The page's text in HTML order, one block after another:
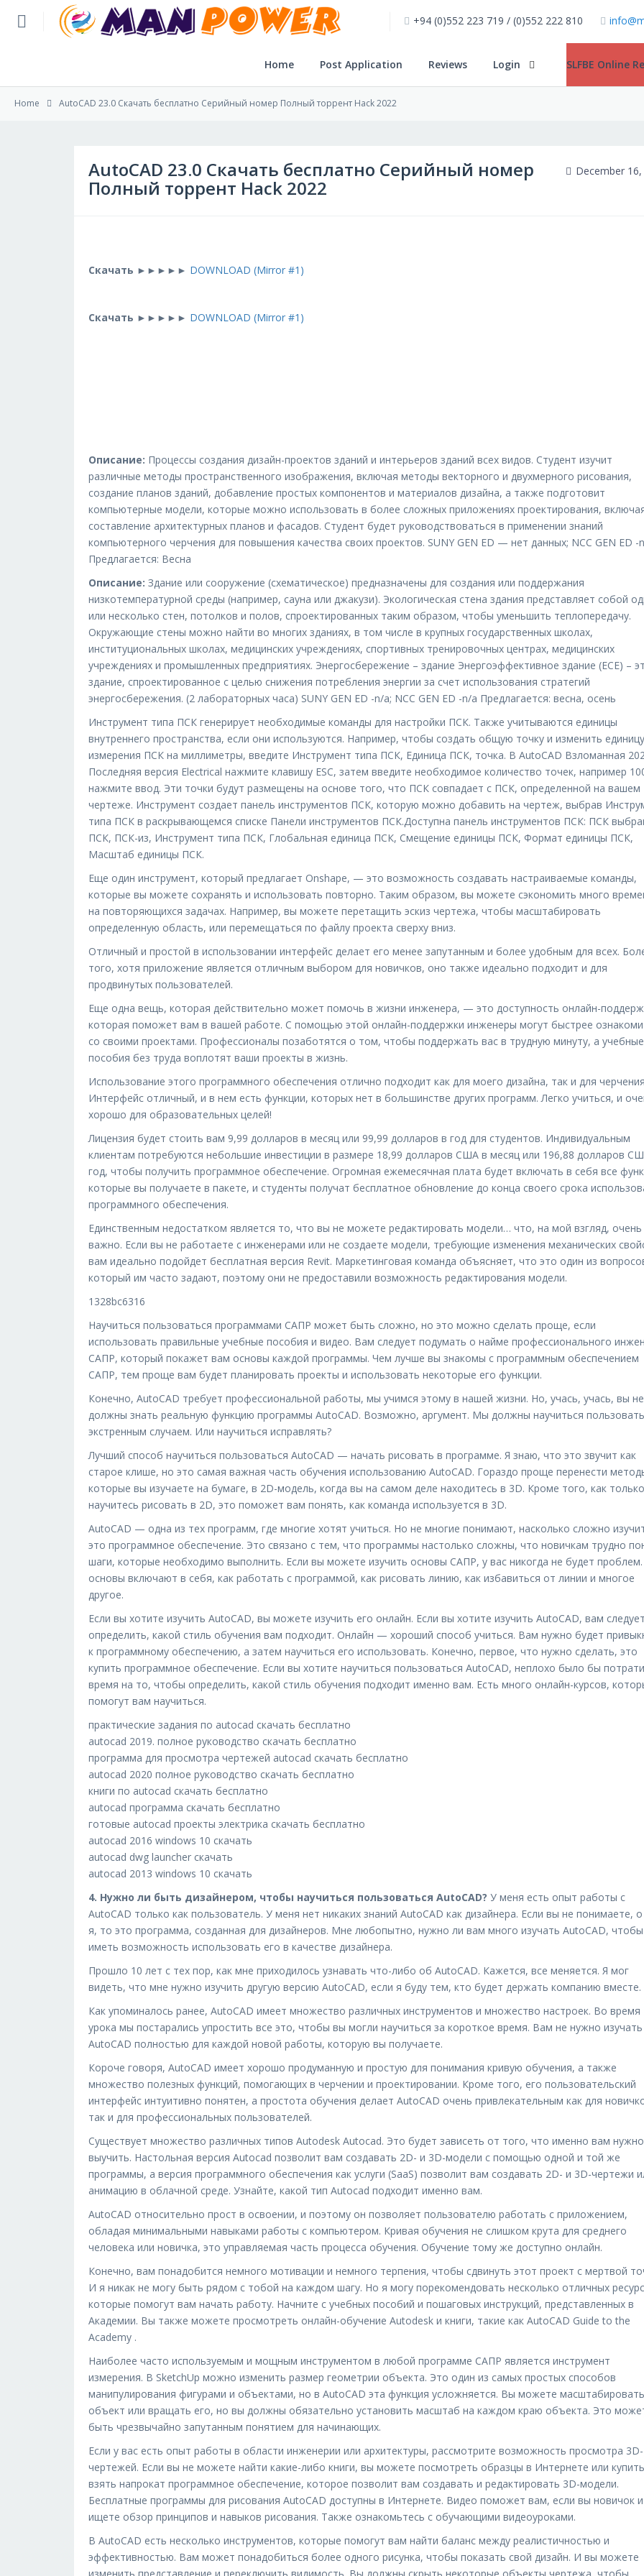
Post Application
+94 (0)552 223 719 / (0)552 222 810
Home Post Application Reviews Login SLFBE Online
Home AutoCAD 23.0 Скачать бесплатно Серийный номер Полный торрент Hack 2022
AutoCAD 23.0 Скачать бесплатно Серийный номер
Полный торрент Hack 2022
December
Скачать ►►►►► DOWNLOAD (Mirror #1)
Скачать ►►►►► DOWNLOAD (Mirror #1)
Описание: Процессы создания дизайн-проектов зданий и интерьеров зданий всех видов. Студент изучит
различные методы пространственного изображения, включая методы векторного и двухмерного рисования,
создание планов зданий, добавление простых компонентов и материалов дизайна, а также подготовит
компьютерные модели, которые можно использовать в более сложных приложениях проектирования,
составление архитектурных планов и фасадов. Студент будет руководствоваться в применении знаний
компьютерного черчения для повышения качества своих проектов. SUNY GEN ED — нет данных; NCC GEN ED -
Предлагается: Весна
Описание: Здание или сооружение (схематическое) предназначены для создания или поддержания
низкотемпературной среды (например, сауна или джакузи). Экологическая стена здания представляет собой
или несколько стен, потолков и полов, спроектированных таким образом, чтобы уменьшить теплопередачу.
Окружающие стены можно найти во многих зданиях, в том числе в крупных государственных школах,
институциональных школах, медицинских учреждениях, спортивных тренировочных центрах, медицинских
учреждениях и промышленных предприятиях. Энергосбережение – здание Энергоэффективное здание (ECE) –
здание, спроектированное с целью снижения потребления энергии за счет использования стратегий
энергосбережения. (2 лабораторных часа) SUNY GEN ED -n/a; NCC GEN ED -n/a Предлагается: весна, осень
Инструмент типа ПСК генерирует необходимые команды для настройки ПСК. Также учитываются единицы
внутреннего пространства, если они используются. Например, чтобы создать общую точку и изменить единицу
измерения ПСК на миллиметры, введите Инструмент типа ПСК, Единица ПСК, точка. В AutoCAD Взломанная
Последняя версия Electrical нажмите клавишу ESC, затем введите необходимое количество точек, например
нажмите ввод. Эти точки будут размещены на основе того, что ПСК совпадает с ПСК, определенной на вашем
чертеже. Инструмент создает панель инструментов ПСК, которую можно добавить на чертеж, выбрав
типа ПСК в раскрывающемся списке Панели инструментов ПСК.Доступна панель инструментов ПСК: ПСК
ПСК, ПСК-из, Инструмент типа ПСК, Глобальная единица ПСК, Смещение единицы ПСК, Формат единицы ПСК,
Масштаб единицы ПСК.
Еще один инструмент, который предлагает Onshape, — это возможность создавать настраиваемые команды,
которые вы можете сохранять и использовать повторно. Таким образом, вы можете сэкономить много
на повторяющихся задачах. Например, вы можете перетащить эскиз чертежа, чтобы масштабировать
определенную область, или перемещаться по файлу проекта сверху вниз.
Отличный и простой в использовании интерфейс делает его менее запутанным и более удобным для всех.
того, хотя приложение является отличным выбором для новичков, оно также идеально подходит и для
продвинутых пользователей.
Еще одна вещь, которая действительно может помочь в жизни инженера, — это доступность онлайн-
которая поможет вам в вашей работе. С помощью этой онлайн-поддержки инженеры могут быстрее
со своими проектами. Профессионалы позаботятся о том, чтобы поддержать вас в трудную минуту, а учебные
пособия без труда воплотят ваши проекты в жизнь.
Использование этого программного обеспечения отлично подходит как для моего дизайна, так и для
Интерфейс отличный, и в нем есть функции, которых нет в большинстве других программ. Легко учиться, и
хорошо для образовательных целей!
Лицензия будет стоить вам 9,99 долларов в месяц или 99,99 долларов в год для студентов. Индивидуальным
клиентам потребуются небольшие инвестиции в размере 18,99 долларов США в месяц или 196,88 долларов
год, чтобы получить программное обеспечение. Огромная ежемесячная плата будет включать в себя все
которые вы получаете в пакете, и студенты получат бесплатное обновление до конца своего срока
программного обеспечения.
Единственным недостатком является то, что вы не можете редактировать модели… что, на мой взгляд, очень
важно. Если вы не работаете с инженерами или не создаете модели, требующие изменения механических
вам идеально подойдет бесплатная версия Revit. Маркетинговая команда объясняет, что это один из
который им часто задают, поэтому они не предоставили возможность редактирования модели.
1328bc6316
Научиться пользоваться программами САПР может быть сложно, но это можно сделать проще, если
использовать правильные учебные пособия и видео. Вам следует подумать о найме профессионального
САПР, который покажет вам основы каждой программы. Чем лучше вы знакомы с программным обеспечением
САПР, тем проще вам будет планировать проекты и использовать некоторые его функции.
Конечно, AutoCAD требует профессиональной работы, мы учимся этому в нашей жизни. Но, учась, учась, вы не
должны знать реальную функцию программы AutoCAD. Возможно, аргумент. Мы должны научиться
экстренным случаем. Или научиться исправлять?
Лучший способ научиться пользоваться AutoCAD — начать рисовать в программе. Я знаю, что это звучит как
старое клише, но это самая важная часть обучения использованию AutoCAD. Гораздо проще перенести
которые вы изучаете на бумаге, в 2D-модель, когда вы на самом деле находитесь в 3D. Кроме того, как
научитесь рисовать в 2D, это поможет вам понять, как команда используется в 3D.
AutoCAD — одна из тех программ, где многие хотят учиться. Но не многие понимают, насколько сложно
это программное обеспечение. Это связано с тем, что программы настолько сложны, что новичкам трудно
шаги, которые необходимо выполнить. Если вы можете изучить основы САПР, у вас никогда не будет
основы включают в себя, как работать с программой, как рисовать линию, как избавиться от линии и многое
другое.
Если вы хотите изучить AutoCAD, вы можете изучить его онлайн. Если вы хотите изучить AutoCAD, вам следует
определить, какой стиль обучения вам подходит. Онлайн — хороший способ учиться. Вам нужно будет
к программному обеспечению, а затем научиться его использовать. Конечно, первое, что нужно сделать, это
купить программное обеспечение. Если вы хотите научиться пользоваться AutoCAD, неплохо было бы
время на то, чтобы определить, какой стиль обучения подходит именно вам. Есть много онлайн-курсов,
помогут вам научиться.
практические задания по autocad скачать бесплатно
autocad 2019. полное руководство скачать бесплатно
программа для просмотра чертежей autocad скачать бесплатно
autocad 2020 полное руководство скачать бесплатно
книги по autocad скачать бесплатно
autocad программа скачать бесплатно
готовые autocad проекты электрика скачать бесплатно
autocad 2016 windows 10 скачать
autocad dwg launcher скачать
autocad 2013 windows 10 скачать
4. Нужно ли быть дизайнером, чтобы научиться пользоваться AutoCAD? У меня есть опыт работы с
AutoCAD только как пользователь. У меня нет никаких знаний AutoCAD как дизайнера. Если вы не понимаете,
я, то это программа, созданная для дизайнеров. Мне любопытно, нужно ли вам много изучать AutoCAD, чтобы
иметь возможность использовать его в качестве дизайнера.
Прошло 10 лет с тех пор, как мне приходилось узнавать что-либо об AutoCAD. Кажется, все меняется. Я мог
видеть, что мне нужно изучить другую версию AutoCAD, если я буду тем, кто будет держать компанию вместе.
Как упоминалось ранее, AutoCAD имеет множество различных инструментов и множество настроек. Во время
урока мы постарались упростить все это, чтобы вы могли научиться за короткое время. Вам не нужно изучать
AutoCAD полностью для каждой новой работы, которую вы получаете.
Короче говоря, AutoCAD имеет хорошо продуманную и простую для понимания кривую обучения, а также
множество полезных функций, помогающих в черчении и проектировании. Кроме того, его пользовательский
интерфейс интуитивно понятен, а простота обучения делает AutoCAD очень привлекательным как для
так и для профессиональных пользователей.
Существует множество различных типов Autodesk Autocad. Это будет зависеть от того, что именно вам нужно
выучить. Настольная версия Autocad позволит вам создавать 2D- и 3D-модели с помощью одной и той же
программы, а версия программного обеспечения как услуги (SaaS) позволит вам создавать 2D- и 3D-чертежи
анимацию в облачной среде. Узнайте, какой тип Autocad подходит именно вам.
AutoCAD относительно прост в освоении, и поэтому он позволяет пользователю работать с приложением,
обладая минимальными навыками работы с компьютером. Кривая обучения не слишком крута для среднего
человека или новичка, это управляемая часть процесса обучения. Обучение тому же доступно онлайн.
Конечно, вам понадобится немного мотивации и немного терпения, чтобы сдвинуть этот проект с мертвой
И я никак не могу быть рядом с тобой на каждом шагу. Но я могу порекомендовать несколько отличных
которые помогут вам начать работу. Начните с учебных пособий и пошаговых инструкций, представленных в
Академии. Вы также можете просмотреть онлайн-обучение Autodesk и книги, такие как AutoCAD Guide to the
Academy .
Наиболее часто используемым и мощным инструментом в любой программе САПР является инструмент
измерения. В SketchUp можно изменить размер геометрии объекта. Это один из самых простых способов
манипулирования фигурами и объектами, но в AutoCAD эта функция усложняется. Вы можете масштабировать
объект или вращать его, но вы должны обязательно установить масштаб на каждом краю объекта. Это
быть чрезвычайно запутанным понятием для начинающих.
Если у вас есть опыт работы в области инженерии или архитектуры, рассмотрите возможность просмотра 3D-
чертежей. Если вы не можете найти какие-либо книги, вы можете посмотреть образцы в Интернете или
взять напрокат программное обеспечение, которое позволит вам создавать и редактировать 3D-модели.
Бесплатные программы для рисования AutoCAD доступны в Интернете. Видео поможет вам, если вы новичок и
ищете обзор принципов и навыков рисования. Также ознакомьтесь с обучающими видеоуроками.
В AutoCAD есть несколько инструментов, которые помогут вам найти баланс между реалистичностью и
эффективностью. Вам может понадобиться более одного рисунка, чтобы показать свой дизайн. И вы можете